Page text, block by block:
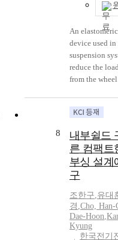
variation of
stiffness and
examined
simulation in
frequency
the feasible
modeling
An
device used
suspension
reduce the
from the
the shaft or
elastomeric
nonlinear and
features of
load-
important fur
numerical
boundary
the bushing
8
내부쉴드
른 컴팩트
부싱 설계
구
조한구,유대
경 ,Cho, Han-
Dae-Hoon,
Kyung
한국전기